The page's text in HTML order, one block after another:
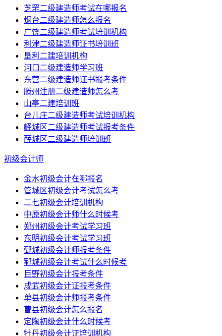
芝罘二级建造师考试在哪报名
烟台二级建造师怎么报名
广饶二级建造师考试培训机构
利津二级建造师证书培训班
垦利二建培训机构
河口二级建造师学习班
东营二级建造师证书报考条件
滕州注册二级建造师怎么考
山亭二建培训班
台儿庄二级建造师考试培训机构
峄城区二级建造师考试报考条件
薛城区二级建造师培训班
初级会计师
金水初级会计在哪报名
管城区初级会计考试怎么考
二七初级会计培训机构
中原初级会计师什么时候考
郑州初级会计考试学习班
东明初级会计考试学习班
鄄城初级会计师报考条件
郓城初级会计考试什么时候考
巨野初级会计报考条件
成武初级会计证报考条件
单县初级会计师报考条件
曹县初级会计怎么报名
定陶初级会计什么时候考
牡丹初级会计证培训机构